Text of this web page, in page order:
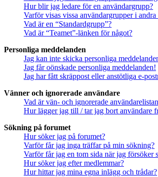
Hur blir jag ledare för en användargrupp?
Varför visas vissa användargrupper i andra
Vad är en “Standardgrupp”?
Vad är “Teamet”-länken för något?
Personliga meddelanden
Jag kan inte skicka personliga
Jag får oönskade personliga meddelanden!
Jag har fått skräppost eller anstötliga e-
Vänner och ignorerade användare
Vad är vän- och ignorerade
Hur lägger jag till / tar jag bort användare
Sökning på forumet
Hur söker jag på forumet?
Varför får jag inga träffar på min sökning?
Varför får jag en tom sida när jag försöker
Hur söker jag efter medlemmar?
Hur hittar jag mina egna inlägg och trådar?